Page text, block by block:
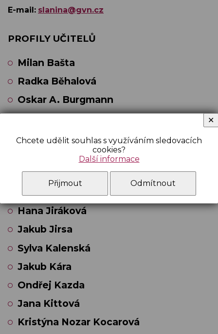
E-mail: slanina@gvn.cz
PROFILY UČITELŮ
Milan Bašta
Radka Běhalová
Oskar A. Burgmann
Libuše Flídrová
Hana Hančová
Nicola Hamdi
Pavel Jarčevský
Hana Jiráková
Jakub Jirsa
Sylva Kalenská
Jakub Kára
Ondřej Kazda
Jana Kittová
Kristýna Nozar Kocarová
Chcete udělit souhlas s využíváním sledovacích
cookies?
Další informace
Přijmout Odmítnout
✕